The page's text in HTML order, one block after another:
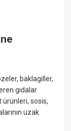
baklagiller,
gıdalar
ürünleri, sosis,
uzak